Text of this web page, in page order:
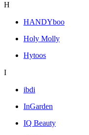
H
HANDYboo
Holy Molly
Hytoos
I
ibdi
InGarden
IQ Beauty